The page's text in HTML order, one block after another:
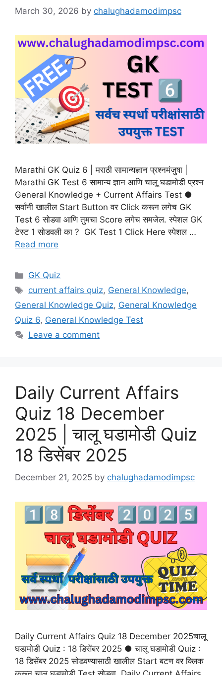
March 30, 2026 by chalughadamodimpsc
Marathi GK Quiz 6 | मराठी सामान्यज्ञान प्रश्नमंजुषा |
Marathi GK Test 6 सामान्य ज्ञान आणि चालू घडामोडी प्रश्न
General Knowledge + Current Affairs Test ●
सर्वांनी खालील Start Button वर Click करून लगेच GK
Test 6 सोडवा आणि तुमचा Score लगेच समजेल. स्पेशल GK
टेस्ट 1 सोडवली का ? GK Test 1 Click Here स्पेशल …
Read more
Categories
GK Quiz
Tags
current affairs quiz, General Knowledge,
General Knowledge Quiz, General Knowledge
Quiz 6, General Knowledge Test
Leave a comment
Daily Current Affairs
Quiz 18 December
2025 | चालू घडामोडी Quiz
18 डिसेंबर 2025
December 21, 2025 by chalughadamodimpsc
Daily Current Affairs Quiz 18 December 2025चालू
घडामोडी Quiz : 18 डिसेंबर 2025 ● चालू घडामोडी Quiz :
18 डिसेंबर 2025 सोडवण्यासाठी खालील Start बटण वर क्लिक